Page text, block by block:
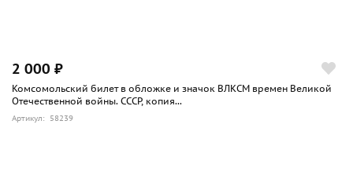
2 000 ₽
Комсомольский билет в обложке и значок ВЛКСМ времен Великой
Отечественной войны. СССР, копия...
Артикул: 58239